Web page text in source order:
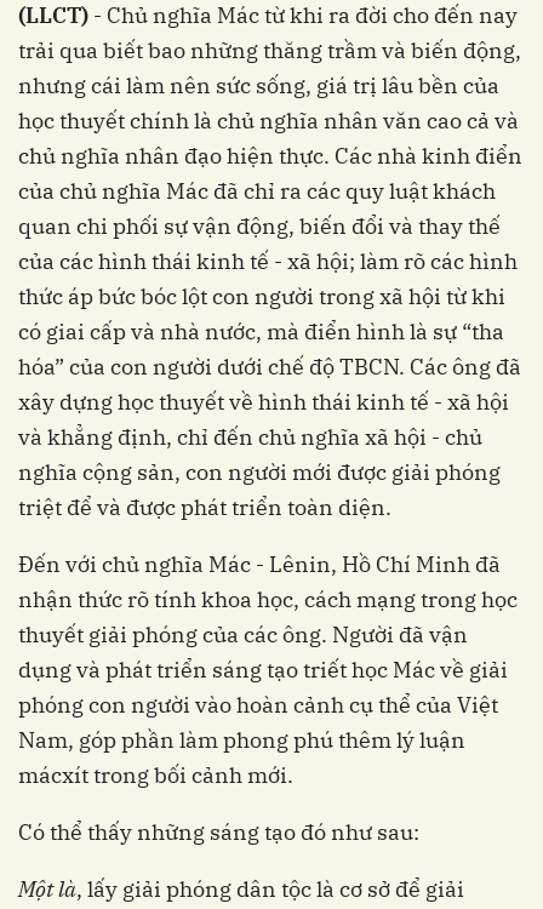
(LLCT) - Chủ nghĩa Mác từ khi ra đời cho đến nay
trải qua biết bao những thăng trầm và biến động,
nhưng cái làm nên sức sống, giá trị lâu bền của
học thuyết chính là chủ nghĩa nhân văn cao cả và
chủ nghĩa nhân đạo hiện thực. Các nhà kinh điển
của chủ nghĩa Mác đã chỉ ra các quy luật khách
quan chi phối sự vận động, biến đổi và thay thế
của các hình thái kinh tế - xã hội; làm rõ các hình
thức áp bức bóc lột con người trong xã hội từ khi
có giai cấp và nhà nước, mà điển hình là sự “tha
hóa” của con người dưới chế độ TBCN. Các ông đã
xây dựng học thuyết về hình thái kinh tế - xã hội
và khẳng định, chỉ đến chủ nghĩa xã hội - chủ
nghĩa cộng sản, con người mới được giải phóng
triệt để và được phát triển toàn diện.
Đến với chủ nghĩa Mác - Lênin, Hồ Chí Minh đã
nhận thức rõ tính khoa học, cách mạng trong học
thuyết giải phóng của các ông. Người đã vận
dụng và phát triển sáng tạo triết học Mác về giải
phóng con người vào hoàn cảnh cụ thể của Việt
Nam, góp phần làm phong phú thêm lý luận
mácxít trong bối cảnh mới.
Có thể thấy những sáng tạo đó như sau:
Một là, lấy giải phóng dân tộc là cơ sở để giải